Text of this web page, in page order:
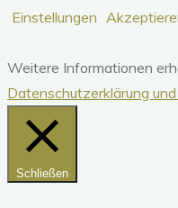
Einstellungen
Weitere Informationen
Datenschutzerklärung
Schließen